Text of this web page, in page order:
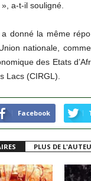
a-t-il souligné.
a donné la même
nationale,
des Etats
Lacs (CIRGL).
Facebook
PLUS DE